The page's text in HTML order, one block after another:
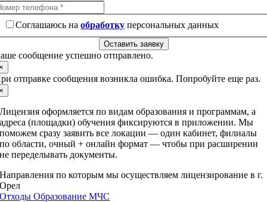
Соглашаюсь наобработку персональных данных
Оставить заявку
сообщение успешно отправлено.
отправке сообщения возникла ошибка. Попробуйте еще раз.
Лицензия оформляется по видам образования и программам, а
адреса (площадки) обучения фиксируются в приложении. Мы
поможем сразу заявить все локации — один кабинет, филиалы
по области, очный + онлайн формат — чтобы при расширении
не переделывать документы.
Направления по которым мы осуществляем лицензирование в г.
Орел
ОтходыОбразованиеМЧС